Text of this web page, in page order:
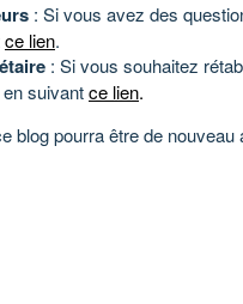
: Si vous avez des
ce lien.
: Si vous souhaitez
suivantce lien.
blog pourra être de